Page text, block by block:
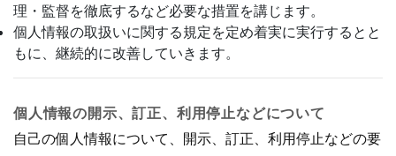
理・監督を徹底するなど必要な措置を講じます。
個人情報の取扱いに関する規定を定め着実に実行するとと
もに、継続的に改善していきます。
個人情報の開示、訂正、利用停止などについて
自己の個人情報について、開示、訂正、利用停止などの要